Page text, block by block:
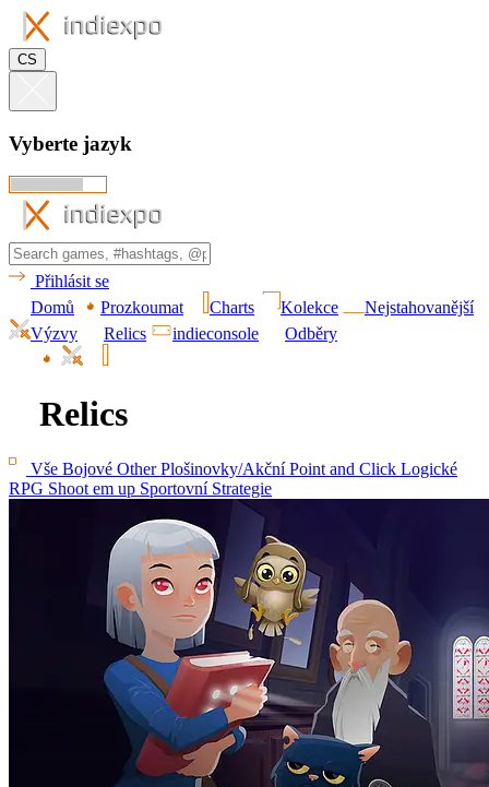
CS
Vyberte jazyk
Přihlásit se
Domů
Prozkoumat Charts Kolekce
Nejstahovanější
Výzvy
Relics indieconsole Odběry
Relics
Vše Bojové OtherPlošinovky/AkčníPoint and Click Logické
RPG Shoot em up Sportovní Strategie